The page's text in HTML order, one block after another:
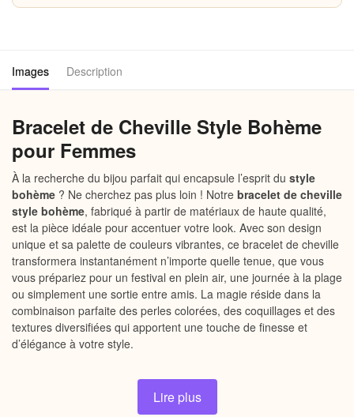
Images Description
Bracelet de Cheville Style Bohème
pour Femmes
À la recherche du bijou parfait qui encapsule l’esprit du style
bohème ? Ne cherchez pas plus loin ! Notre bracelet de cheville
style bohème, fabriqué à partir de matériaux de haute qualité,
est la pièce idéale pour accentuer votre look. Avec son design
unique et sa palette de couleurs vibrantes, ce bracelet de cheville
transformera instantanément n’importe quelle tenue, que vous
vous prépariez pour un festival en plein air, une journée à la plage
ou simplement une sortie entre amis. La magie réside dans la
combinaison parfaite des perles colorées, des coquillages et des
textures diversifiées qui apportent une touche de finesse et
d’élégance à votre style.
Pourquoi choisir notre Bracelet de
Lire plus